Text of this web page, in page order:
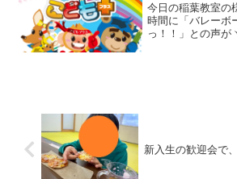
今日の稲葉教室
時間に「バレーボ
っ！！」との声が
新入生の歓迎会で